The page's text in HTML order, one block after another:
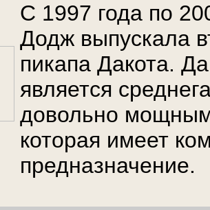
С 1997 года по
Додж выпускала
пикапа Дакота.
является
довольно
которая имеет
предназначение.